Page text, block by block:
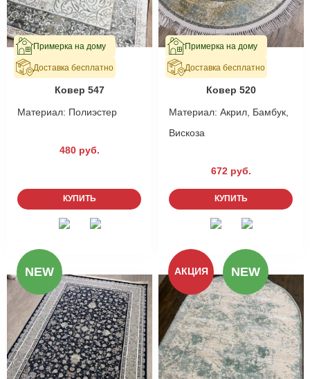
Примерка на дому
Доставка бесплатно
В наличии
Ковер 547
Материал: Полиэстер
480 руб.
КУПИТЬ
Примерка на дому
Доставка бесплатно
В наличии
Ковер 520
Материал: Акрил, Бамбук,
Вискоза
672 руб.
КУПИТЬ
NEW АКЦИЯ NEW